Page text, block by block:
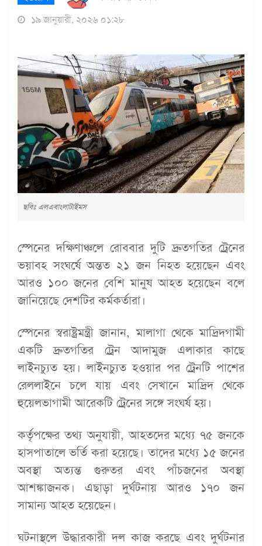
১৯ জানুয়ারী, ২০২৬ ০১:২৮
ছবিঃ এলএবাংলাটাইমস
স্পেনের দক্ষিণাঞ্চলে রোববার দুটি দ্রুতগতির ট্রেনের
ভয়াবহ সংঘর্ষে অন্তত ২১ জন নিহত হয়েছেন এবং
আরও ১০০ জনের বেশি মানুষ আহত হয়েছেন বলে
জানিয়েছে দেশটির কর্মকর্তারা।
স্পেনের স্বরাষ্ট্রমন্ত্রী জানান, মালাগা থেকে মাদ্রিদগামী
একটি দ্রুতগতির ট্রেন আদামুজ এলাকার কাছে
লাইনচ্যুত হয়। লাইনচ্যুত হওয়ার পর ট্রেনটি পাশের
রেললাইনে চলে যায় এবং সেখানে মাদ্রিদ থেকে
হুয়েলভাগামী আরেকটি ট্রেনের সঙ্গে সংঘর্ষ হয়।
কর্তৃপক্ষের তথ্য অনুযায়ী, আহতদের মধ্যে ৭৫ জনকে
হাসপাতালে ভর্তি করা হয়েছে। তাদের মধ্যে ১৫ জনের
অবস্থা অত্যন্ত গুরুতর এবং পাঁচজনের অবস্থা
আশঙ্কাজনক। এছাড়া দুর্ঘটনায় আরও ১৭০ জন
সামান্য আহত হয়েছেন।
ঘটনাস্থলে উদ্ধারকারী দল কাজ করছে এবং দুর্ঘটনার